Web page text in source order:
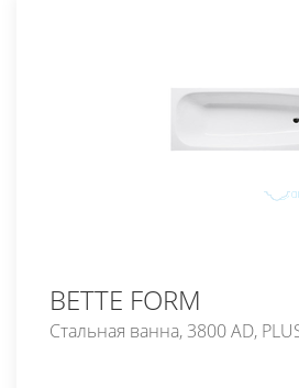
BETTE FORM
Стальная ванна, 3800 AD,